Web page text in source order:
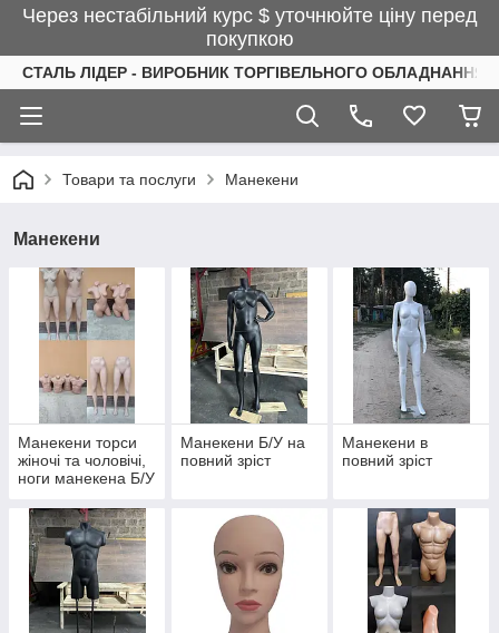
Через нестабільний курс $ уточнюйте ціну перед
покупкою
СТАЛЬ ЛІДЕР - ВИРОБНИК ТОРГІВЕЛЬНОГО ОБЛАДНАННЯ
Товари та послуги Манекени
Манекени
Манекени торси
жіночі та чоловічі,
ноги манекена Б/У
Манекени Б/У на
повний зріст
Манекени в
повний зріст